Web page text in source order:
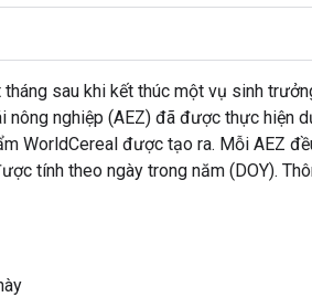
sau khi kết thúc một vụ sinh
nông nghiệp (AEZ) đã được thực hiện
WorldCereal được tạo ra. Mỗi AEZ
tính theo ngày trong năm (DOY).